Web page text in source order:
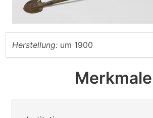
Herstellung: um 1900
Merkmale